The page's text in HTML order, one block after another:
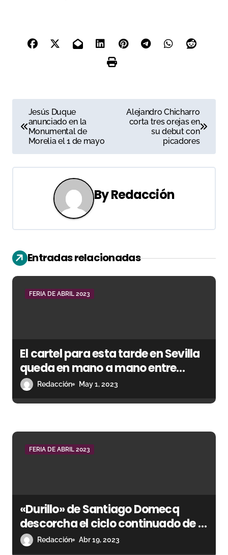
a
v
e
c
i
ó
e
n
t
a
Jesús Duque
anunciado en la
Monumental de
Morelia el 1 de mayo
Alejandro Chicharro
corta tres orejas en
su debut con
picadores
ByRedacción
Entradas relacionadas
FERIA DE ABRIL 2023
El cartel para esta tarde en Sevilla
queda en mano a mano entre
Antonio Ferrera y Manuel Escribano
Redacción May 1, 2023
FERIA DE ABRIL 2023
«Durillo» de Santiago Domecq
descorcha el ciclo continuado de la
Feria de Abril en Sevilla
Redacción Abr 19, 2023